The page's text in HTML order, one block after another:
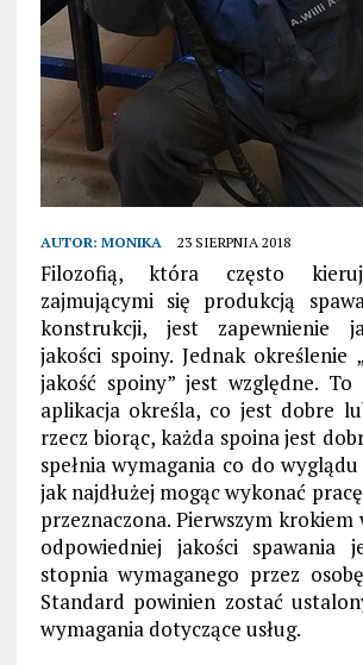
AUTOR: MONIKA 23 SIERPNIA 2018
Filozofią, która często
zajmującymi się produkcją
konstrukcji, jest zapewnienie
jakości spoiny. Jednak określenie
jakość spoiny” jest względne.
aplikacja określa, co jest dobre
rzecz biorąc, każda spoina jest
spełnia wymagania co do
jak najdłużej mogąc wykonać
przeznaczona. Pierwszym krokiem
odpowiedniej jakości spawania
stopnia wymaganego przez
Standard powinien zostać
wymagania dotyczące usług.